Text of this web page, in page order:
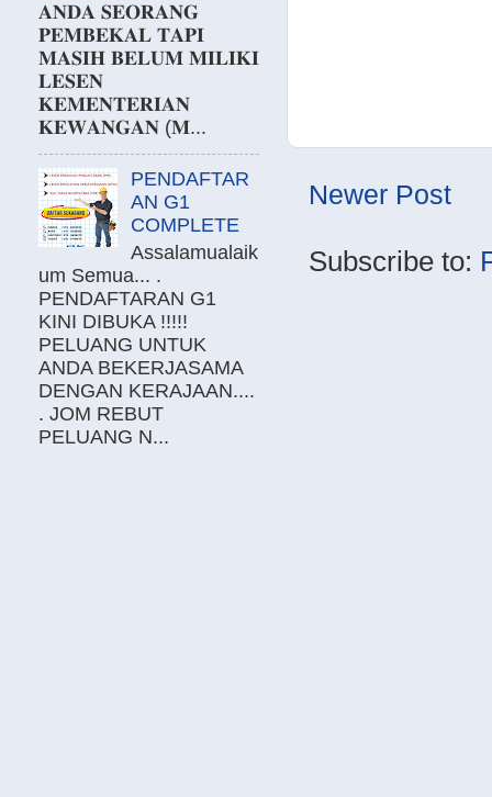
Newer Post
Subscribe to:
𝐀𝐍𝐃𝐀 𝐒𝐄𝐎𝐑𝐀𝐍𝐆
𝐏𝐄𝐌𝐁𝐄𝐊𝐀𝐋 𝐓𝐀𝐏𝐈
𝐌𝐀𝐒𝐈𝐇 𝐁𝐄𝐋𝐔𝐌 𝐌𝐈𝐋𝐈𝐊𝐈
𝐋𝐄𝐒𝐄𝐍
𝐊𝐄𝐌𝐄𝐍𝐓𝐄𝐑𝐈𝐀𝐍
𝐊𝐄𝐖𝐀𝐍𝐆𝐀𝐍 (𝐌...
PENDAFTAR
AN G1
COMPLETE
Assalamualaik
um Semua... .
PENDAFTARAN G1
KINI DIBUKA !!!!!
PELUANG UNTUK
ANDA BEKERJASAMA
DENGAN KERAJAAN....
. JOM REBUT
PELUANG N...